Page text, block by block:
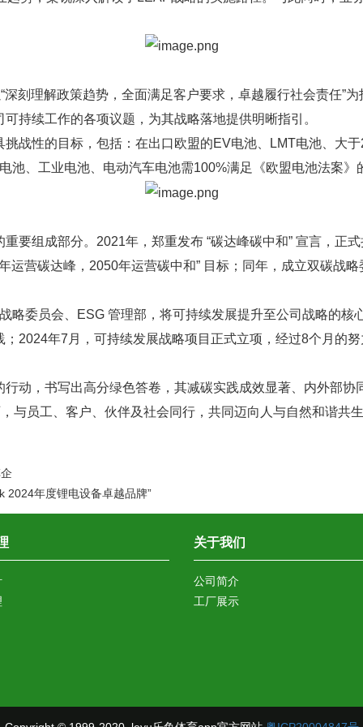
深刻理解政策趋势，全面满足客户要求，卓越履行社会责任”
持续工作的各项议题，为其战略落地提供明晰指引。
战性的目标，包括：在出口欧盟的EV电池、LMT电池、大
池、工业电池、电动汽车电池需100%满足《欧盟电池法案
要组成部分。2021年，郑重发布 “碳达峰碳中和” 宣言，正
运营碳达峰，2050年运营碳中和” 目标；同年，成立双碳战
略委员会、ESG 管理部，将可持续发展提升至公司战略的
2024年7月，可持续发展战略项目正式立项，经过8个月的
动，书写出高分绿色答卷，其减碳实践成效显著、内外部
与员工、客户、伙伴及社会同行，共同迈向人与自然和谐共
2024年度锂电设备卓越品牌”
关于我们
公司简介
工厂展示